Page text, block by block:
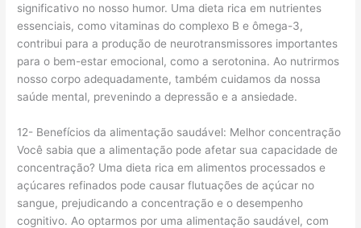
significativo no nosso humor. Uma dieta rica em nutrientes
essenciais, como vitaminas do complexo B e ômega-3,
contribui para a produção de neurotransmissores importantes
para o bem-estar emocional, como a serotonina. Ao nutrirmos
nosso corpo adequadamente, também cuidamos da nossa
saúde mental, prevenindo a depressão e a ansiedade.
12- Benefícios da alimentação saudável: Melhor concentração
Você sabia que a alimentação pode afetar sua capacidade de
concentração? Uma dieta rica em alimentos processados e
açúcares refinados pode causar flutuações de açúcar no
sangue, prejudicando a concentração e o desempenho
cognitivo. Ao optarmos por uma alimentação saudável, com